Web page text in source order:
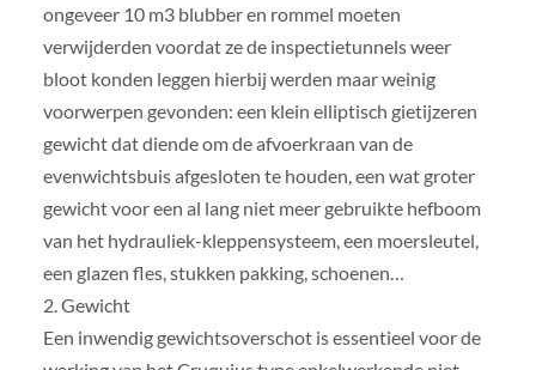
ongeveer 10 m3 blubber en rommel moeten
verwijderden voordat ze de inspectietunnels weer
bloot konden leggen hierbij werden maar weinig
voorwerpen gevonden: een klein elliptisch gietijzeren
gewicht dat diende om de afvoerkraan van de
evenwichtsbuis afgesloten te houden, een wat groter
gewicht voor een al lang niet meer gebruikte hefboom
van het hydrauliek-kleppensysteem, een moersleutel,
een glazen fles, stukken pakking, schoenen…
2. Gewicht
Een inwendig gewichtsoverschot is essentieel voor de